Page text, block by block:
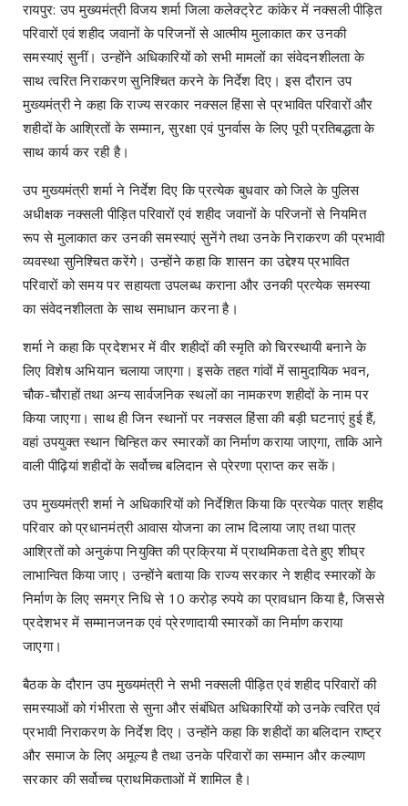
रायपुर: उप मुख्यमंत्री विजय शर्मा जिला कलेक्ट्रेट कांकेर में नक्सली पीड़ित
परिवारों एवं शहीद जवानों के परिजनों से आत्मीय मुलाकात कर उनकी
समस्याएं सुनीं। उन्होंने अधिकारियों को सभी मामलों का संवेदनशीलता के
साथ त्वरित निराकरण सुनिश्चित करने के निर्देश दिए। इस दौरान उप
मुख्यमंत्री ने कहा कि राज्य सरकार नक्सल हिंसा से प्रभावित परिवारों और
शहीदों के आश्रितों के सम्मान, सुरक्षा एवं पुनर्वास के लिए पूरी प्रतिबद्धता के
साथ कार्य कर रही है।
उप मुख्यमंत्री शर्मा ने निर्देश दिए कि प्रत्येक बुधवार को जिले के पुलिस
अधीक्षक नक्सली पीड़ित परिवारों एवं शहीद जवानों के परिजनों से नियमित
रूप से मुलाकात कर उनकी समस्याएं सुनेंगे तथा उनके निराकरण की प्रभावी
व्यवस्था सुनिश्चित करेंगे। उन्होंने कहा कि शासन का उद्देश्य प्रभावित
परिवारों को समय पर सहायता उपलब्ध कराना और उनकी प्रत्येक समस्या
का संवेदनशीलता के साथ समाधान करना है।
शर्मा ने कहा कि प्रदेशभर में वीर शहीदों की स्मृति को चिरस्थायी बनाने के
लिए विशेष अभियान चलाया जाएगा। इसके तहत गांवों में सामुदायिक भवन,
चौक-चौराहों तथा अन्य सार्वजनिक स्थलों का नामकरण शहीदों के नाम पर
किया जाएगा। साथ ही जिन स्थानों पर नक्सल हिंसा की बड़ी घटनाएं हुई हैं,
वहां उपयुक्त स्थान चिन्हित कर स्मारकों का निर्माण कराया जाएगा, ताकि आने
वाली पीढ़ियां शहीदों के सर्वोच्च बलिदान से प्रेरणा प्राप्त कर सकें।
उप मुख्यमंत्री शर्मा ने अधिकारियों को निर्देशित किया कि प्रत्येक पात्र शहीद
परिवार को प्रधानमंत्री आवास योजना का लाभ दिलाया जाए तथा पात्र
आश्रितों को अनुकंपा नियुक्ति की प्रक्रिया में प्राथमिकता देते हुए शीघ्र
लाभान्वित किया जाए। उन्होंने बताया कि राज्य सरकार ने शहीद स्मारकों के
निर्माण के लिए समग्र निधि से 10 करोड़ रुपये का प्रावधान किया है, जिससे
प्रदेशभर में सम्मानजनक एवं प्रेरणादायी स्मारकों का निर्माण कराया
जाएगा।
बैठक के दौरान उप मुख्यमंत्री ने सभी नक्सली पीड़ित एवं शहीद परिवारों की
समस्याओं को गंभीरता से सुना और संबंधित अधिकारियों को उनके त्वरित एवं
प्रभावी निराकरण के निर्देश दिए। उन्होंने कहा कि शहीदों का बलिदान राष्ट्र
और समाज के लिए अमूल्य है तथा उनके परिवारों का सम्मान और कल्याण
सरकार की सर्वोच्च प्राथमिकताओं में शामिल है।